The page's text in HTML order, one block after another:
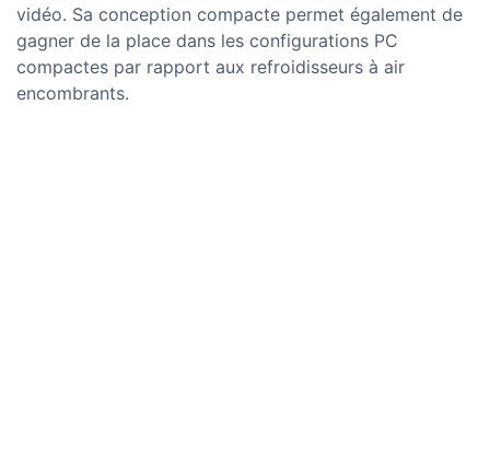
vidéo. Sa conception compacte permet également de
gagner de la place dans les configurations PC
compactes par rapport aux refroidisseurs à air
encombrants.